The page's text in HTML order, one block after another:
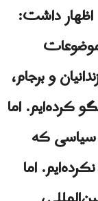
اظهار داشت:
و برجام،
کرده‌ایم. اما
سیاسی که
اما